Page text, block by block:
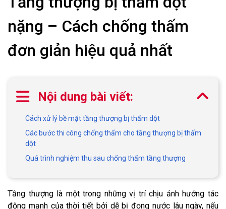
nặng – Cách chống thấm
đơn giản hiệu quả nhất
Nội dung bài viết:
Cách xử lý bề mặt tầng thượng bị thấm dột
Các bước thi công chống thấm cho tầng thượng bị thấm
dột
Quá trình nghiệm thu sau chống thấm tầng thượng
Tầng thượng là một trong những vị trí chịu ảnh hưởng tác
động mạnh của thời tiết bởi dễ bị đọng nước lâu ngày, nếu